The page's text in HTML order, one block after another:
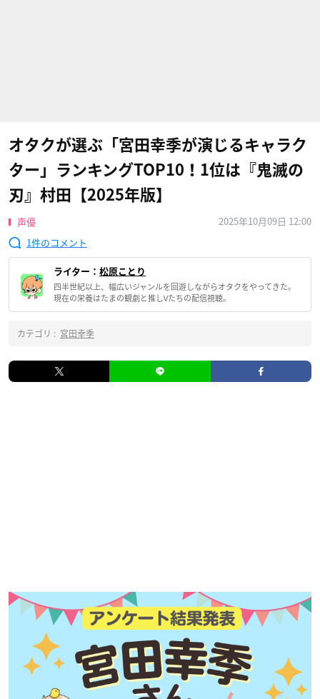
オタクが選ぶ「宮田幸季が演じるキャラク
ター」ランキングTOP10！1位は『鬼滅の
刃』村田【2025年版】
声優
2025年10月09日 12:00
1
ライター： 松原ことり
四半世紀以上、幅広いジャンルを回遊しながらオタクをやってきた。
現在の栄養はたまの観劇と推しVたちの配信視聴。
カテゴリ : 宮田幸季